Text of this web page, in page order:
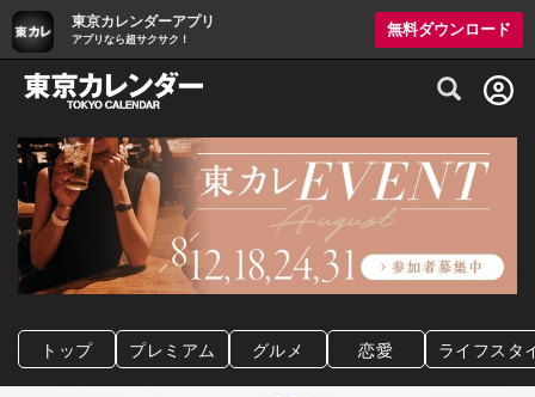
東京カレンダーアプリ
アプリなら超サクサク！
無料ダウンロード
グルメ情報・プレミアムレストラン予約
トップ プレミアム グルメ 恋愛 ライフスタ